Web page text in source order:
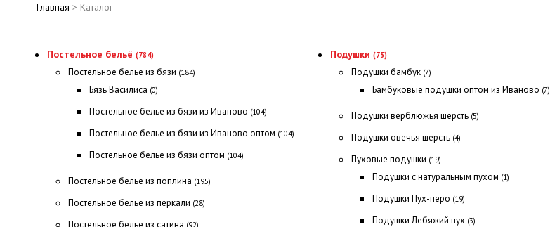
Главная > Каталог
Постельное бельё (784)
Постельное белье из бязи (184)
Бязь Василиса (0)
Постельное белье из бязи из Иваново (104)
Постельное белье из бязи из Иваново оптом (104)
Постельное белье из бязи оптом (104)
Постельное белье из поплина (195)
Постельное белье из перкали (28)
Постельное белье из сатина (92)
Подушки(73)
Подушки бамбук (7)
Бамбуковые подушки оптом из Иваново (7)
Подушки верблюжья шерсть (5)
Подушки овечья шерсть (4)
Пуховые подушки (19)
Подушки с натуральным пухом (1)
Подушки Пух-перо (19)
Подушки Лебяжий пух (3)